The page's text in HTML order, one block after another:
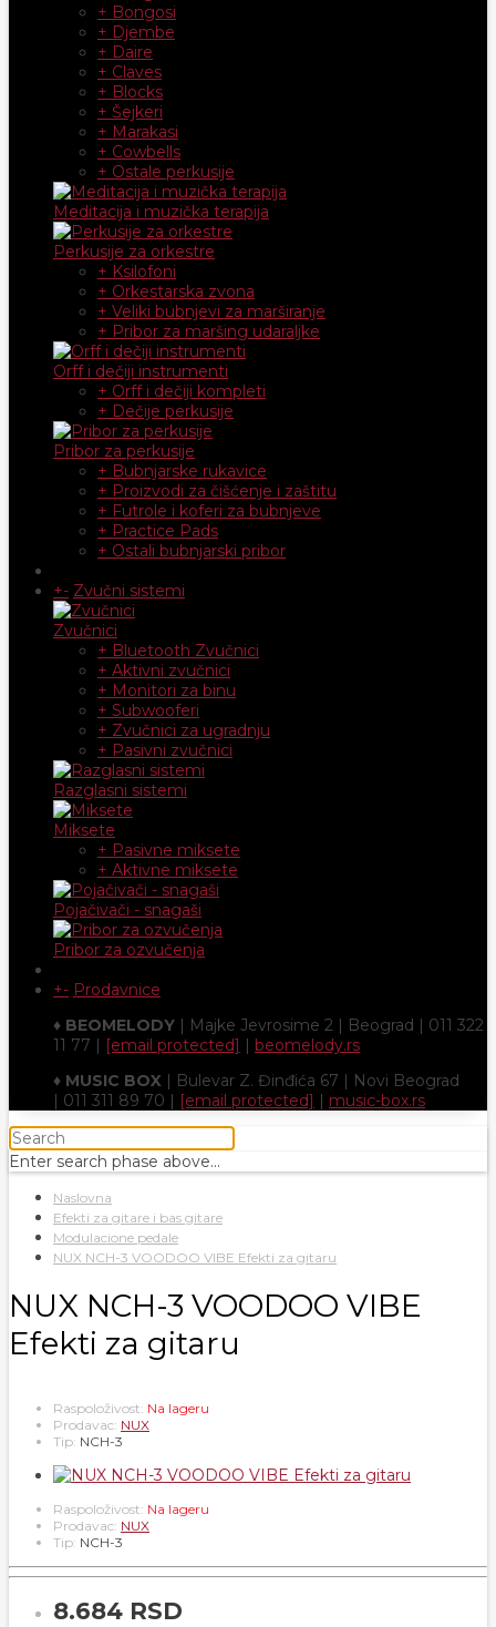
+ Bongosi
+ Djembe
+ Daire
+ Claves
+ Blocks
+ Šejkeri
+ Marakasi
+ Cowbells
+ Ostale perkusije
Meditacija i muzička terapija
Perkusije za orkestre
+ Ksilofoni
+ Orkestarska zvona
+ Veliki bubnjevi za marširanje
+ Pribor za maršing udaraljke
Orff i dečiji instrumenti
+ Orff i dečiji kompleti
+ Dečije perkusije
Pribor za perkusije
+ Bubnjarske rukavice
+ Proizvodi za čišćenje i zaštitu
+ Futrole i koferi za bubnjeve
+ Practice Pads
+ Ostali bubnjarski pribor
+- Zvučni sistemi
Zvučnici
+ Bluetooth Zvučnici
+ Aktivni zvučnici
+ Monitori za binu
+ Subwooferi
+ Zvučnici za ugradnju
+ Pasivni zvučnici
Razglasni sistemi
Miksete
+ Pasivne miksete
+ Aktivne miksete
Pojačivači - snagaši
Pribor za ozvučenja
+- Prodavnice
♦ BEOMELODY | Majke Jevrosime 2 | Beograd | 011 322
11 77 | [email protected] | beomelody.rs
♦ MUSIC BOX | Bulevar Z. Đinđića 67 | Novi Beograd
| 011 311 89 70 | [email protected] | music-box.rs
Enter search phase above...
Naslovna
Efekti za gitare i bas gitare
Modulacione pedale
NUX NCH-3 VOODOO VIBE Efekti za gitaru
NUX NCH-3 VOODOO VIBE
Efekti za gitaru
Raspoloživost: Na lageru
Prodavac: NUX
Tip: NCH-3
Raspoloživost: Na lageru
Prodavac: NUX
Tip: NCH-3
8.684 RSD